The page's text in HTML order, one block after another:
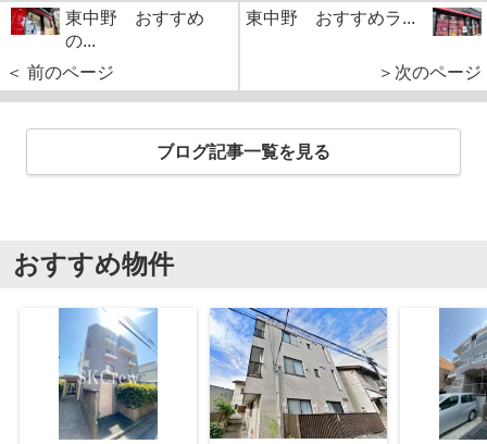
東中野 おすすめ
の...
＜ 前のページ
東中野 おすすめラ...
＞次のページ
ブログ記事一覧を見る
おすすめ物件